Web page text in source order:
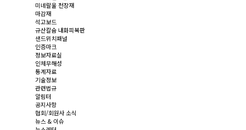
미네랄울 천장재
마감재
석고보드
규산칼슘 내화피복판
샌드위치패널
인증마크
정보자료실
인체무해성
통계자료
기술정보
관련법규
알림터
공지사항
협회/회원사 소식
뉴스 & 이슈